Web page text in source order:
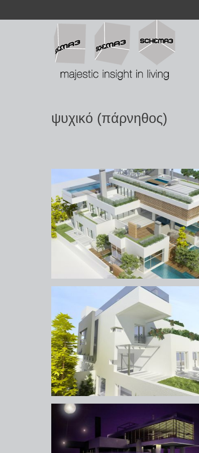
ψυχικό (πάρνηθος)
ψυχικό (πάρνηθος)
ψυχικό (πάρνηθος)